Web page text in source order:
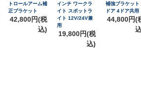
トロールアーム補
正ブラケット
42,800円(税
込)
インチ ワークラ
イト スポットラ
イト 12V/24V兼
用
19,800円(税
込)
補強ブラケット
ドア 4ドア共用
44,800円(